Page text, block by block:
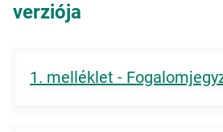
verziója
1. melléklet -